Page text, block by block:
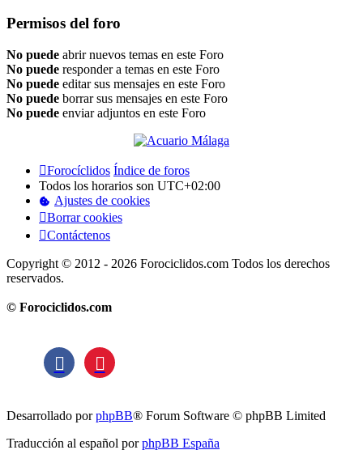
Permisos del foro
No puede abrir nuevos temas en este Foro
No puede responder a temas en este Foro
No puede editar sus mensajes en este Foro
No puede borrar sus mensajes en este Foro
No puede enviar adjuntos en este Foro
Forocíclidos Índice de foros
Todos los horarios son UTC+02:00
Ajustes de cookies
Borrar cookies
Contáctenos
Copyright © 2012 - 2026 Forociclidos.com Todos los derechos
reservados.
© Forociclidos.com
Desarrollado porphpBB® Forum Software © phpBB Limited
Traducción al español porphpBB España